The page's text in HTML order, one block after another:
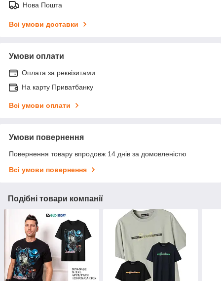
Нова Пошта
Всі умови доставки
Умови оплати
Оплата за реквізитами
На карту Приватбанку
Всі умови оплати
Умови повернення
Повернення товару впродовж 14 днів за домовленістю
Всі умови повернення
Подібні товари компанії